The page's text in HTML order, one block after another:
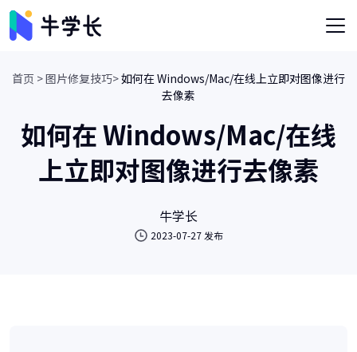
首页 >图片修复技巧>如何在 Windows/Mac/在线上立即对图像进行
去像素
如何在 Windows/Mac/在线
上立即对图像进行去像素
牛学长
2023-07-27 发布